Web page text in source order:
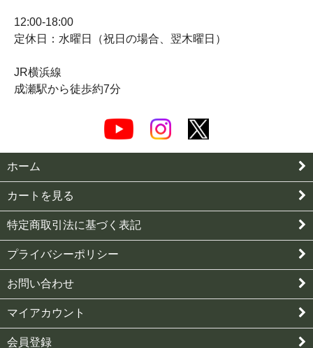
12:00-18:00
定休日：水曜日（祝日の場合、翌木曜日）
JR横浜線
成瀬駅から徒歩約7分
ホーム
カートを見る
特定商取引法に基づく表記
プライバシーポリシー
お問い合わせ
マイアカウント
会員登録